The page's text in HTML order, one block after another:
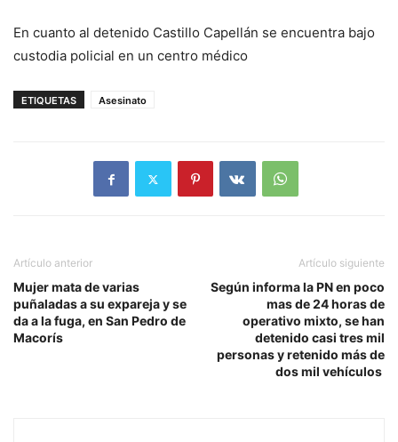
En cuanto al detenido Castillo Capellán se encuentra bajo
custodia policial en un centro médico
ETIQUETAS Asesinato
Artículo anterior
Mujer mata de varias
puñaladas a su expareja y se
da a la fuga, en San Pedro de
Macorís
Artículo siguiente
Según informa la PN en poco
mas de 24 horas de
operativo mixto, se han
detenido casi tres mil
personas y retenido más de
dos mil vehículos